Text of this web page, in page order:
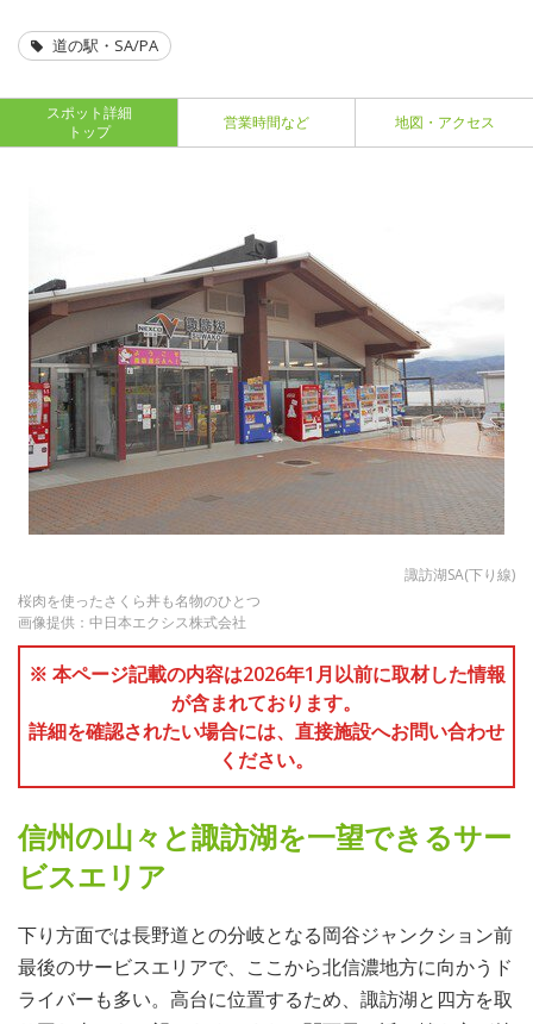
道の駅・SA/PA
スポット詳細
トップ
営業時間など 地図・アクセス
諏訪湖SA(下り線)
桜肉を使ったさくら丼も名物のひとつ
画像提供：中日本エクシス株式会社
※ 本ページ記載の内容は2026年1月以前に取材した情報
が含まれております。
詳細を確認されたい場合には、直接施設へお問い合わせ
ください。
信州の山々と諏訪湖を一望できるサー
ビスエリア
下り方面では長野道との分岐となる岡谷ジャンクション前
最後のサービスエリアで、ここから北信濃地方に向かうド
ライバーも多い。高台に位置するため、諏訪湖と四方を取